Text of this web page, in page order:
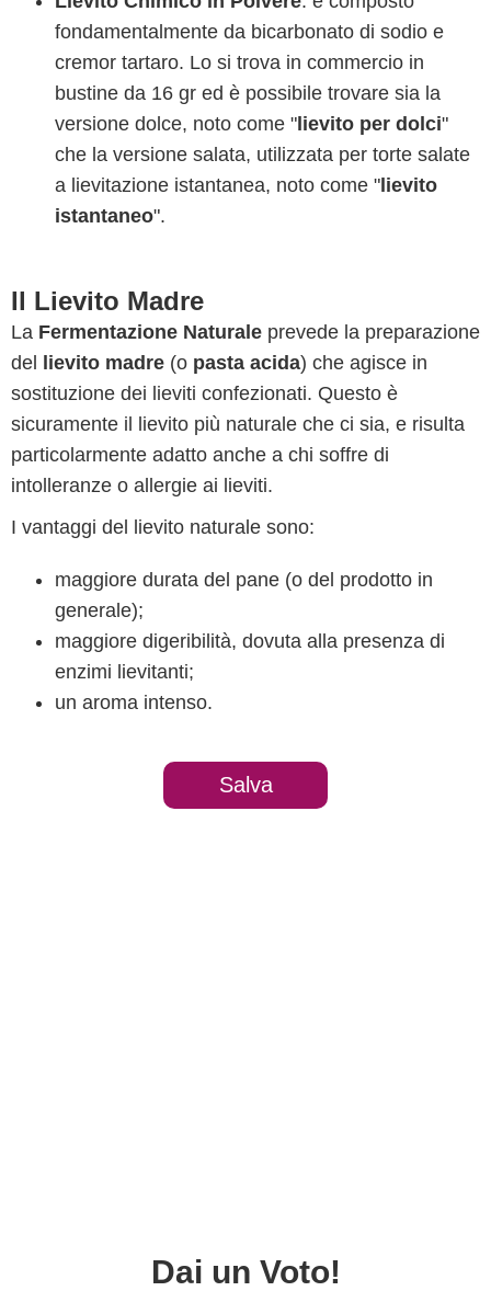
fondamentalmente da bicarbonato di sodio e
cremor tartaro. Lo si trova in commercio in
bustine da 16 gr ed è possibile trovare sia la
versione dolce, noto come " lievito per dolci"
che la versione salata, utilizzata per torte salate
a lievitazione istantanea, noto come " lievito
istantaneo".
Il Lievito Madre
La Fermentazione Naturale prevede la preparazione
del
lievito madre (o pasta acida) che agisce in
sostituzione dei lieviti confezionati. Questo è
sicuramente il lievito più naturale che ci sia, e risulta
particolarmente adatto anche a chi soffre di
intolleranze o allergie ai lieviti.
I vantaggi del lievito naturale sono:
maggiore durata del pane (o del prodotto in
generale);
maggiore digeribilità, dovuta alla presenza di
enzimi lievitanti;
un aroma intenso.
Salva
Dai un Voto!